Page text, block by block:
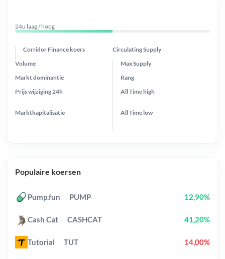
24u laag / hoog
Corridor Finance koers Circulating Supply
Prijs wijziging 24h
Max Supply
Markt dominantie
Marktkapitalisatie
Volume
Rang
All Timehigh
All Time low
Populaire koersen
Pump.fun PUMP 12,90%
Cash Cat CASHCAT 41,20%
Tutorial TUT 14,00%